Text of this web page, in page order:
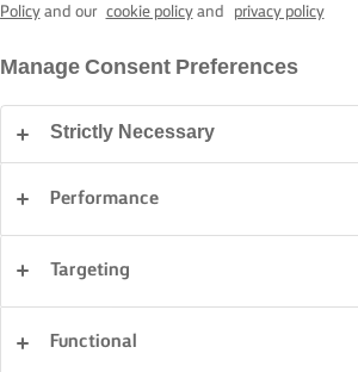
Home
Εμπλουτίστε το
Βρυξελλών με χυμό
nero) στο βούτυρο,
φρεσκοστυμμένο χυμό
Policyand our cookie policyand privacy policy
Manage Consent Preferences
Strictly Necessary
Performance
Targeting
Functional